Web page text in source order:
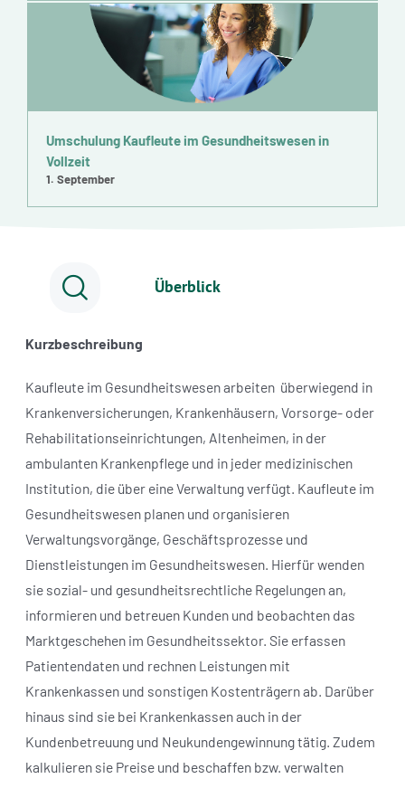
Umschulung Kaufleute im Gesundheitswesen in
Vollzeit
1. September
Überblick
Kurzbeschreibung
Kaufleute im Gesundheitswesen arbeiten überwiegend in
Krankenversicherungen, Krankenhäusern, Vorsorge- oder
Rehabilitationseinrichtungen, Altenheimen, in der
ambulanten Krankenpflege und in jeder medizinischen
Institution, die über eine Verwaltung verfügt. Kaufleute im
Gesundheitswesen planen und organisieren
Verwaltungsvorgänge, Geschäftsprozesse und
Dienstleistungen im Gesundheitswesen. Hierfür wenden
sie sozial- und gesundheitsrechtliche Regelungen an,
informieren und betreuen Kunden und beobachten das
Marktgeschehen im Gesundheitssektor. Sie erfassen
Patientendaten und rechnen Leistungen mit
Krankenkassen und sonstigen Kostenträgern ab. Darüber
hinaus sind sie bei Krankenkassen auch in der
Kundenbetreuung und Neukundengewinnung tätig. Zudem
kalkulieren sie Preise und beschaffen bzw. verwalten